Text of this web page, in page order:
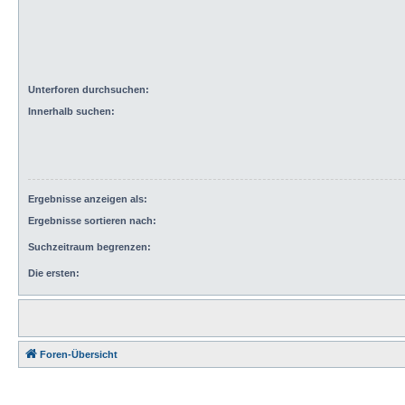
Unterforen durchsuchen:
Innerhalb suchen:
Ergebnisse anzeigen als:
Ergebnisse sortieren nach:
Suchzeitraum begrenzen:
Die ersten:
Foren-Übersicht